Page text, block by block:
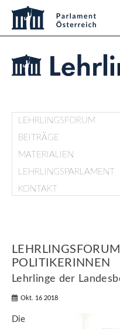
LEHRLINGSFORUM
BEITRÄGE
MATERIALIEN
LEHRLINGSPARLAMENT
KONTAKT
POLITIKERINNEN
Lehrlinge der
Okt. 16 2018
Die